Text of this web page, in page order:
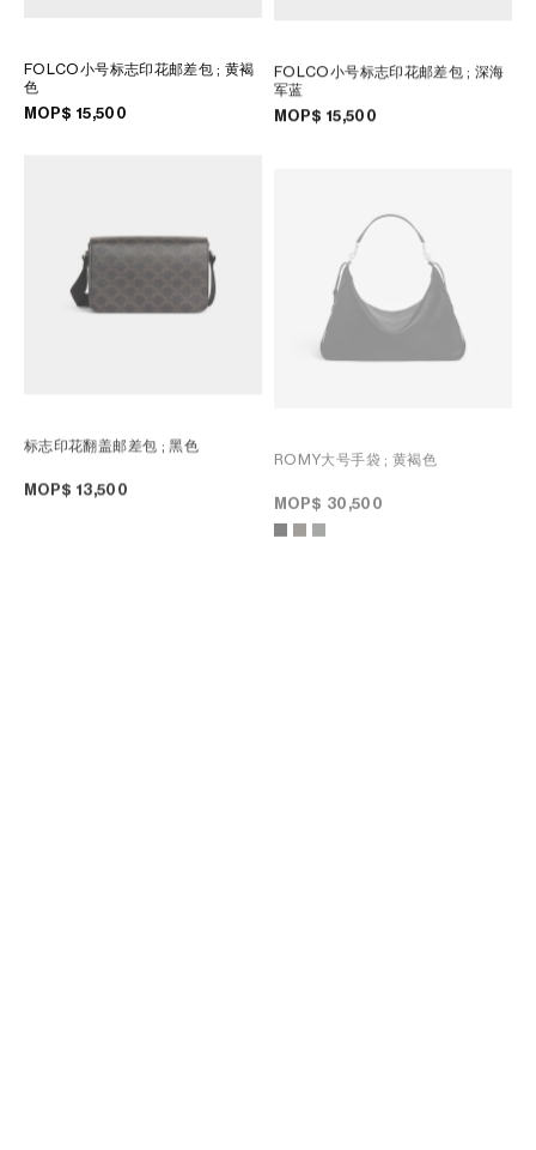
FOLCO小号标志印花邮差包; 黄褐
色
MOP$ 15,500
FOLCO小号标志印花邮差包; 深海
军蓝
MOP$ 15,500
标志印花翻盖邮差包 ; 黑色
MOP$ 13,500
ROMY大号手袋 ; 黄褐色
MOP$ 30,500